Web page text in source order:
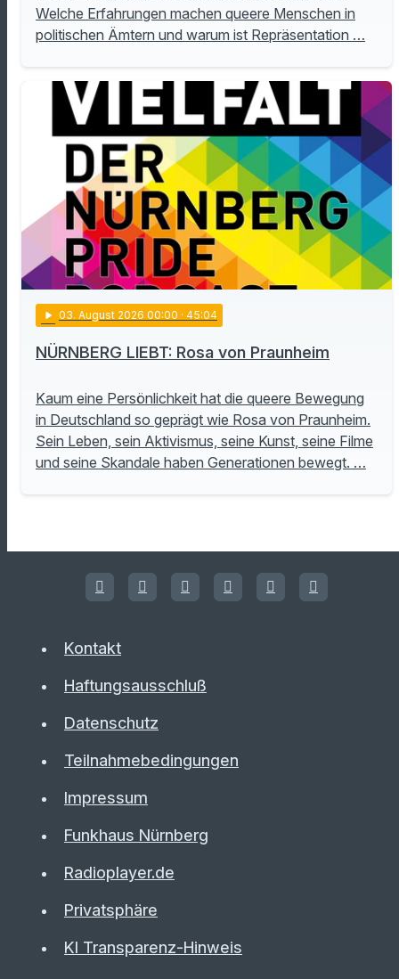
Welche Erfahrungen machen queere Menschen in
politischen Ämtern und warum ist Repräsentation …
play_arrow 03. August 2026 00:00 · 45:04
NÜRNBERG LIEBT: Rosa von Praunheim
Kaum eine Persönlichkeit hat die queere Bewegung
in Deutschland so geprägt wie Rosa von Praunheim.
Sein Leben, sein Aktivismus, seine Kunst, seine Filme
und seine Skandale haben Generationen bewegt. …
Kontakt
Haftungsausschluß
Datenschutz
Teilnahmebedingungen
Impressum
Funkhaus Nürnberg
Radioplayer.de
Privatsphäre
KI Transparenz-Hinweis